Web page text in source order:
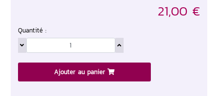
21,00 €
Quantité :
Ajouter au panier